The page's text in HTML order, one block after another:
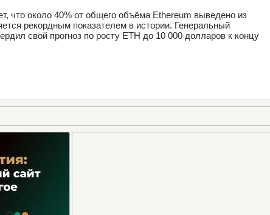
что около 40% от общего объёма Ethereum выведено из
рекордным показателем в истории. Генеральный
свой прогноз по росту ETH до 10 000 долларов к концу